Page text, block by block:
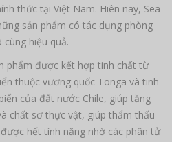
thức tại Việt Nam. Hiên nay, Sea
sản phẩm có tác dụng phòng
hiệu quả.
phẩm được kết hợp tinh chất từ
thuộc vương quốc Tonga và tinh
của đất nước Chile, giúp tăng
chất sơ thực vật, giúp thẩm thấu
hết tính năng nhờ các phân tử